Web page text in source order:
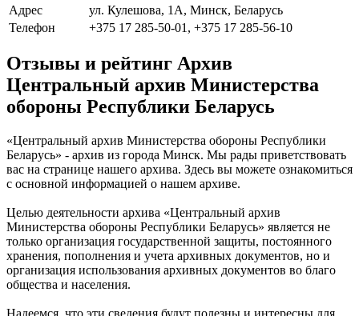
Адрес
ул. Кулешова, 1А, Минск, Беларусь
Телефон
+375 17 285-50-01, +375 17 285-56-10
Отзывы и рейтинг Архив
Центральный архив Министерства
обороны Республики Беларусь
«Центральный архив Министерства обороны Республики
Беларусь» - архив из города Минск. Мы рады приветствовать
вас на странице нашего архива. Здесь вы можете ознакомиться
с основной информацией о нашем архиве.
Целью деятельности архива «Центральный архив
Министерства обороны Республики Беларусь» является не
только организация государственной защиты, постоянного
хранения, пополнения и учета архивных документов, но и
организация использования архивных документов во благо
общества и населения.